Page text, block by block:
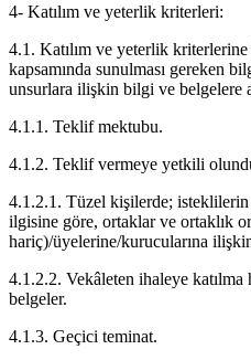
4- Katılım ve yeterlik kriterleri:
4.1. Katılım ve yeterlik
kapsamında sunulması gereken
unsurlara ilişkin bilgi ve belgelere
4.1.1. Teklif mektubu.
4.1.2. Teklif vermeye yetkili
4.1.2.1. Tüzel kişilerde;
ilgisine göre, ortaklar ve ortaklık
hariç)/üyelerine/kurucularına
4.1.2.2. Vekâleten ihaleye
belgeler.
4.1.3. Geçici teminat.